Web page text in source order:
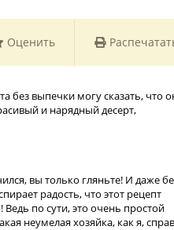
Оценить
без выпечки могу сказать, что
и нарядный десерт,
вы только гляньте! И даже
радость, что этот рецепт
по сути, это очень простой
неумелая хозяйка, как я,